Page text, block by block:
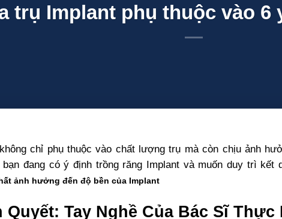
trụ Implant phụ thuộc vào 6
chỉ phụ thuộc vào chất lượng trụ mà còn chịu ảnh
bạn đang có ý định trồng răng Implant và muốn duy trì kết
ảnh hưởng đến độ bền của Implant
Quyết: Tay Nghề Của Bác Sĩ Thực